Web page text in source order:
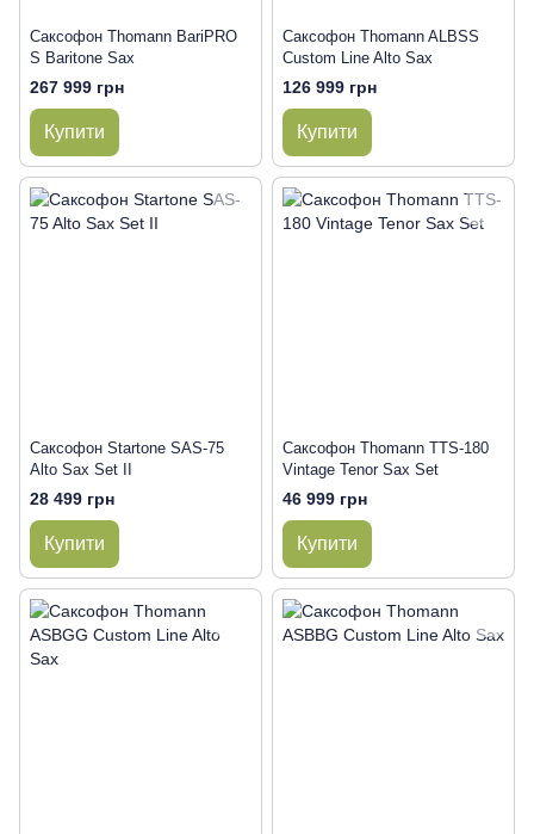
Саксофон Thomann BariPRO
S Baritone Sax
267 999 грн
Купити
Саксофон Thomann ALBSS
Custom Line Alto Sax
126 999 грн
Купити
Саксофон Startone SAS-75
Alto Sax Set II
28 499 грн
Купити
Саксофон Thomann TTS-180
Vintage Tenor Sax Set
46 999 грн
Купити